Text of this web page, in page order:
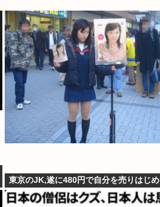
東京のJK,遂に480円で自分を売りはじ